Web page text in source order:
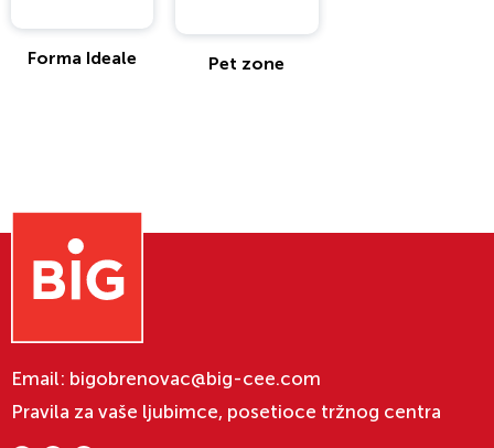
Forma Ideale Pet zone
Email: bigobrenovac@big-cee.com
Pravila za vaše ljubimce, posetioce tržnog centra